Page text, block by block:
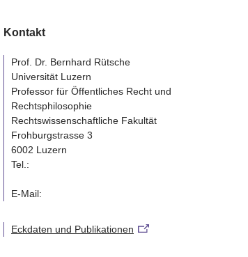
Kontakt
Prof. Dr. Bernhard Rütsche
Universität Luzern
Professor für Öffentliches Recht und
Rechtsphilosophie
Rechtswissenschaftliche Fakultät
Frohburgstrasse 3
6002 Luzern
Tel.:
E-Mail:
Eckdaten und Publikationen